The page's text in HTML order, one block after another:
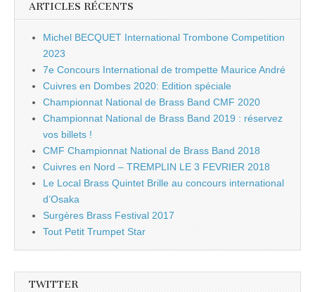
ARTICLES RÉCENTS
Michel BECQUET International Trombone Competition
2023
7e Concours International de trompette Maurice André
Cuivres en Dombes 2020: Edition spéciale
Championnat National de Brass Band CMF 2020
Championnat National de Brass Band 2019 : réservez
vos billets !
CMF Championnat National de Brass Band 2018
Cuivres en Nord – TREMPLIN LE 3 FEVRIER 2018
Le Local Brass Quintet Brille au concours international
d’Osaka
Surgères Brass Festival 2017
Tout Petit Trumpet Star
TWITTER